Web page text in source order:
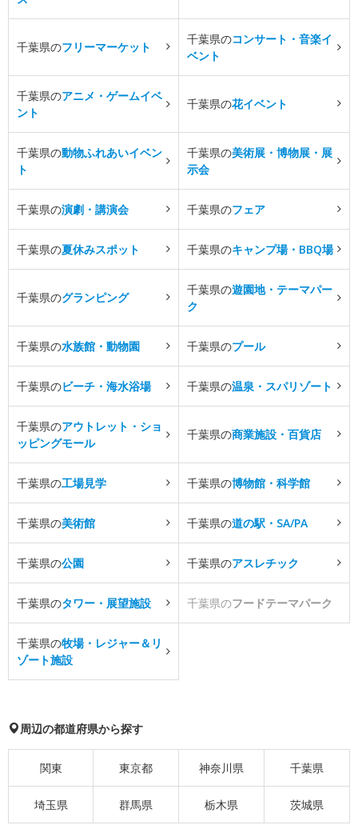
千葉県のフリーマーケット
千葉県のコンサート・音楽イ
ベント
千葉県のアニメ・ゲームイベ
ント
千葉県の花イベント
千葉県の動物ふれあいイベン
ト
千葉県の美術展・博物展・展
示会
千葉県の演劇・講演会 千葉県のフェア
千葉県の夏休みスポット 千葉県のキャンプ場・BBQ場
千葉県のグランピング
千葉県の遊園地・テーマパー
ク
千葉県の水族館・動物園 千葉県のプール
千葉県のビーチ・海水浴場 千葉県の温泉・スパリゾート
千葉県のアウトレット・ショ
ッピングモール
千葉県の商業施設・百貨店
千葉県の工場見学 千葉県の博物館・科学館
千葉県の美術館 千葉県の道の駅・SA/PA
千葉県の公園 千葉県のアスレチック
千葉県のタワー・展望施設 千葉県のフードテーマパーク
千葉県の牧場・レジャー＆リ
ゾート施設
周辺の都道府県から探す
関東 東京都 神奈川県 千葉県
埼玉県 群馬県 栃木県 茨城県